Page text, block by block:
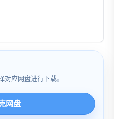
应网盘进行下载。
网盘